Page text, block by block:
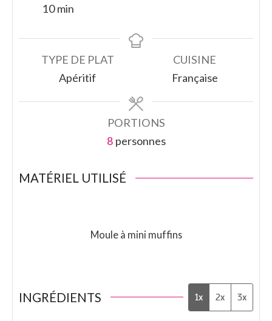
10minutes
min
TYPE DE PLAT
Apéritif
CUISINE
Française
PORTIONS
8 personnes
MATÉRIEL UTILISÉ
Moule à mini muffins
INGRÉDIENTS 1x 2x 3x